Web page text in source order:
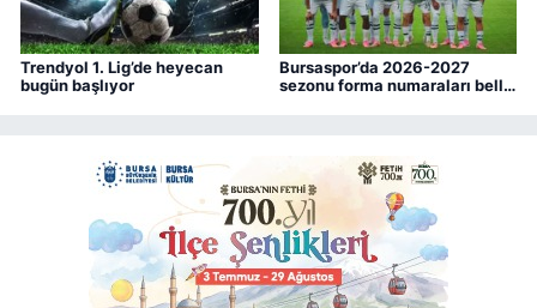
Trendyol 1. Lig’de heyecan
bugün başlıyor
Bursaspor’da 2026-2027
sezonu forma numaraları belli